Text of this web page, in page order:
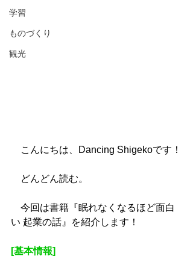
学習
ものづくり
観光
こんにちは、Dancing Shigekoです！
どんどん読む。
今回は書籍『眠れなくなるほど面白
い 起業の話』を紹介します！
[基本情報]